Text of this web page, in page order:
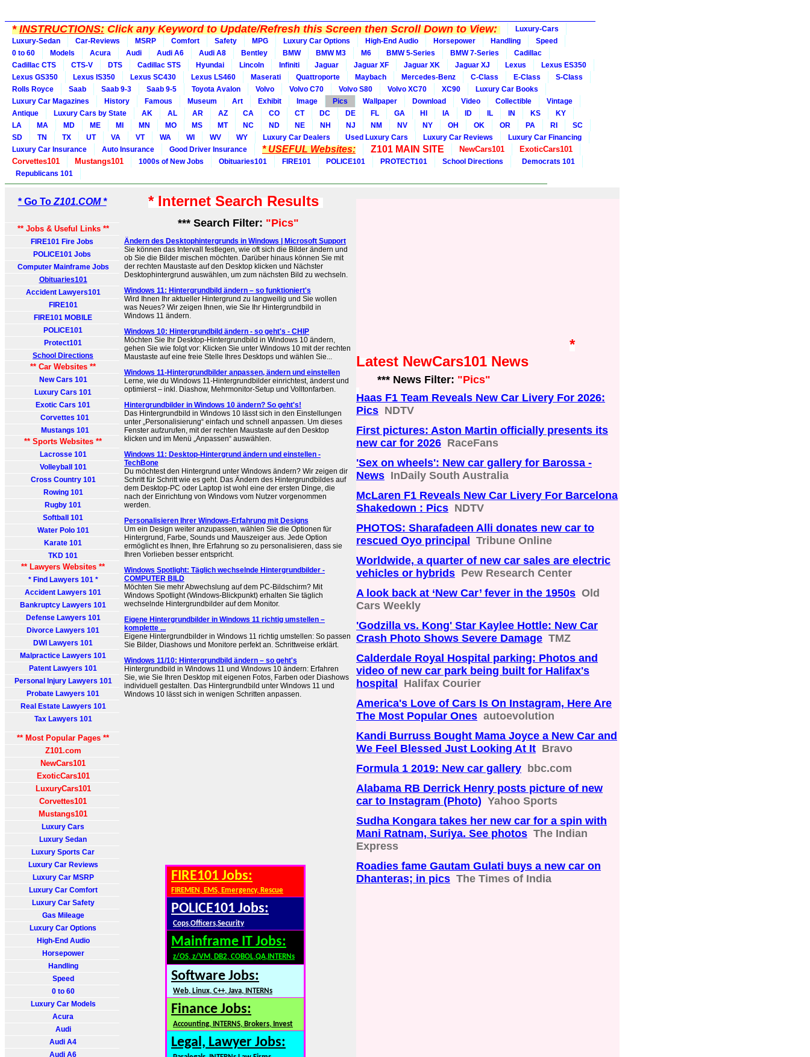
*INSTRUCTIONS:Click any Keyword to Update/Refresh this Screen then Scroll Down to View:
Luxury-Cars
Luxury-Sedan
Car-Reviews MSRP Comfort Safety MPG Luxury Car Options High-End Audio Horsepower Handling
Speed
0 to 60
Models Acura Audi Audi A6 Audi A8 Bentley BMW BMW M3 M6 BMW 5-Series BMW 7-Series
Cadillac
Cadillac CTS
CTS-V DTS Cadillac STS Hyundai Lincoln Infiniti Jaguar Jaguar XF Jaguar XK Jaguar XJ Lexus
Lexus ES350
Lexus GS350
Lexus IS350 Lexus SC430 Lexus LS460 Maserati Quattroporte Maybach Mercedes-Benz C-Class E-Class
S-Class
Rolls Royce
Saab Saab 9-3 Saab 9-5 Toyota Avalon Volvo Volvo C70 Volvo S80 Volvo XC70 XC90
Luxury Car Books
Luxury Car Magazines
History Famous Museum Art Exhibit Image Pics Wallpaper Download Video Collectible
Vintage
Antique
Luxury Cars by State AK AL AR AZ CA CO CT DC DE FL GA HI IA ID IL IN KS
KY
LA
MA MD ME MI MN MO MS MT NC ND NE NH NJ NM NV NY OH OK OR PA RI
SC
SD
TN TX UT VA VT WA WI WV WY Luxury Car Dealers Used Luxury Cars Luxury Car Reviews
Luxury Car Financing
Luxury Car Insurance
Auto Insurance Good Driver Insurance * USEFUL Websites: Z101 MAIN SITE NewCars101
ExoticCars101
Corvettes101
Mustangs101 1000s of New Jobs Obituaries101 FIRE101 POLICE101 PROTECT101 School Directions
Democrats 101
Republicans 101
* Go To Z101.COM *
** Jobs & Useful Links **
FIRE101 Fire Jobs
POLICE101 Jobs
Computer Mainframe Jobs
Obituaries101
Accident Lawyers101
FIRE101
FIRE101 MOBILE
POLICE101
Protect101
School Directions
** Car Websites **
New Cars 101
Luxury Cars 101
Exotic Cars 101
Corvettes 101
Mustangs 101
** Sports Websites **
Lacrosse 101
Volleyball 101
Cross Country 101
Rowing 101
Rugby 101
Softball 101
Water Polo 101
Karate 101
TKD 101
** Lawyers Websites **
* Find Lawyers 101 *
Accident Lawyers 101
Bankruptcy Lawyers 101
Defense Lawyers 101
Divorce Lawyers 101
DWI Lawyers 101
Malpractice Lawyers 101
Patent Lawyers 101
Personal Injury Lawyers 101
Probate Lawyers 101
Real Estate Lawyers 101
Tax Lawyers 101
** Most Popular Pages **
Z101.com
NewCars101
ExoticCars101
LuxuryCars101
Corvettes101
Mustangs101
Luxury Cars
Luxury Sedan
Luxury Sports Car
Luxury Car Reviews
Luxury Car MSRP
Luxury Car Comfort
Luxury Car Safety
Gas Mileage
Luxury Car Options
High-End Audio
Horsepower
Handling
Speed
0 to 60
Luxury Car Models
Acura
Audi
Audi A4
Audi A6
* Internet Search Results
*** Search Filter: "Pics"
Ändern des Desktophintergrunds in Windows | Microsoft Support
Sie können das Intervall festlegen, wie oft sich die Bilder ändern und
ob Sie die Bilder mischen möchten. Darüber hinaus können Sie mit
der rechten Maustaste auf den Desktop klicken und Nächster
Desktophintergrund auswählen, um zum nächsten Bild zu wechseln.
Windows 11: Hintergrundbild ändern – so funktioniert's
Wird Ihnen Ihr aktueller Hintergrund zu langweilig und Sie wollen
was Neues? Wir zeigen Ihnen, wie Sie Ihr Hintergrundbild in
Windows 11 ändern.
Windows 10: Hintergrundbild ändern - so geht's - CHIP
Möchten Sie Ihr Desktop-Hintergrundbild in Windows 10 ändern,
gehen Sie wie folgt vor: Klicken Sie unter Windows 10 mit der rechten
Maustaste auf eine freie Stelle Ihres Desktops und wählen Sie...
Windows 11-Hintergrundbilder anpassen, ändern und einstellen
Lerne, wie du Windows 11-Hintergrundbilder einrichtest, änderst und
optimierst – inkl. Diashow, Mehrmonitor-Setup und Volltonfarben.
Hintergrundbilder in Windows 10 ändern? So geht's!
Das Hintergrundbild in Windows 10 lässt sich in den Einstellungen
unter „Personalisierung“ einfach und schnell anpassen. Um dieses
Fenster aufzurufen, mit der rechten Maustaste auf den Desktop
klicken und im Menü „Anpassen“ auswählen.
Windows 11: Desktop-Hintergrund ändern und einstellen -
TechBone
Du möchtest den Hintergrund unter Windows ändern? Wir zeigen dir
Schritt für Schritt wie es geht. Das Ändern des Hintergrundbildes auf
dem Desktop-PC oder Laptop ist wohl eine der ersten Dinge, die
nach der Einrichtung von Windows vom Nutzer vorgenommen
werden.
Personalisieren Ihrer Windows-Erfahrung mit Designs
Um ein Design weiter anzupassen, wählen Sie die Optionen für
Hintergrund, Farbe, Sounds und Mauszeiger aus. Jede Option
ermöglicht es Ihnen, Ihre Erfahrung so zu personalisieren, dass sie
Ihren Vorlieben besser entspricht.
Windows Spotlight: Täglich wechselnde Hintergrundbilder -
COMPUTER BILD
Möchten Sie mehr Abwechslung auf dem PC-Bildschirm? Mit
Windows Spotlight (Windows-Blickpunkt) erhalten Sie täglich
wechselnde Hintergrundbilder auf dem Monitor.
Eigene Hintergrundbilder in Windows 11 richtig umstellen –
komplette ...
Eigene Hintergrundbilder in Windows 11 richtig umstellen: So passen
Sie Bilder, Diashows und Monitore perfekt an. Schrittweise erklärt.
Windows 11/10: Hintergrundbild ändern – so geht's
Hintergrundbild in Windows 11 und Windows 10 ändern: Erfahren
Sie, wie Sie Ihren Desktop mit eigenen Fotos, Farben oder Diashows
individuell gestalten. Das Hintergrundbild unter Windows 11 und
Windows 10 lässt sich in wenigen Schritten anpassen.
FIRE101 Jobs:
FIREMEN, EMS, Emergency, Rescue
POLICE101 Jobs:
Cops,Officers,Security
Mainframe IT Jobs:
z/OS, z/VM, DB2, COBOL,QA,INTERNs
Software Jobs:
Web, Linux, C++, Java, INTERNs
Finance Jobs:
Accounting, INTERNS, Brokers, Invest
Legal, Lawyer Jobs:
*
Latest NewCars101 News
*** News Filter: "Pics"
Haas F1 Team Reveals New Car Livery For 2026:
Pics NDTV
First pictures: Aston Martin officially presents its
new car for 2026 RaceFans
'Sex on wheels': New car gallery for Barossa -
News InDaily South Australia
McLaren F1 Reveals New Car Livery For Barcelona
Shakedown : Pics NDTV
PHOTOS: Sharafadeen Alli donates new car to
rescued Oyo principal
Tribune Online
Worldwide, a quarter of new car sales are electric
vehicles or hybrids Pew Research Center
A look back at ‘New Car’ fever in the 1950s Old
Cars Weekly
'Godzilla vs. Kong' Star Kaylee Hottle: New Car
Crash Photo Shows Severe Damage TMZ
Calderdale Royal Hospital parking: Photos and
video of new car park being built for Halifax's
hospital
Halifax Courier
America's Love of Cars Is On Instagram, Here Are
The Most Popular Ones autoevolution
Kandi Burruss Bought Mama Joyce a New Car and
We Feel Blessed Just Looking At It Bravo
Formula 1 2019: New car gallery
bbc.com
Alabama RB Derrick Henry posts picture of new
car to Instagram (Photo) Yahoo Sports
Sudha Kongara takes her new car for a spin with
Mani Ratnam, Suriya. See photos The Indian
Express
Roadies fame Gautam Gulati buys a new car on
Dhanteras; in pics The Times of India